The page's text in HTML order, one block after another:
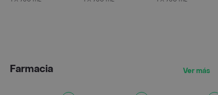
Farmacia Ver más